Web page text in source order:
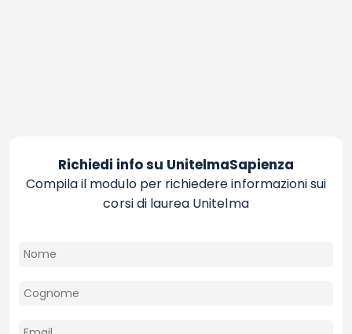
Richiedi info su UnitelmaSapienza
Compila il modulo per richiedere informazioni sui
corsi di laurea Unitelma